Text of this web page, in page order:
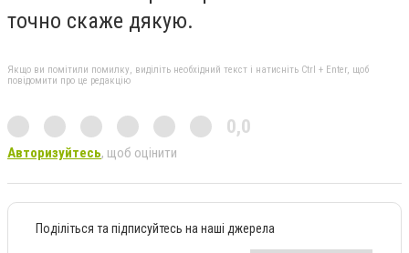
точно скаже дякую.
Якщо ви помітили помилку, виділіть необхідний текст і натисніть Ctrl + Enter, щоб
повідомити про це редакцію
0,0
Авторизуйтесь, щоб оцінити
Поділіться та підписуйтесь на наші джерела